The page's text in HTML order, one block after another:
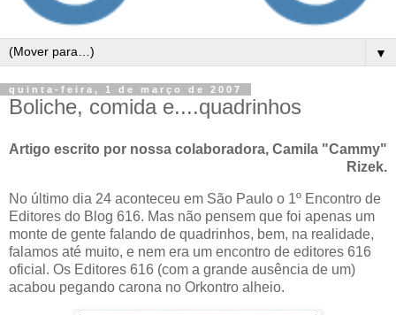
▼
quinta-feira, 1 de março de 2007
Boliche, comida e....quadrinhos
Artigo escrito por nossa colaboradora, Camila "Cammy"
Rizek.
No último dia 24 aconteceu em São Paulo o 1º Encontro de
Editores do Blog 616. Mas não pensem que foi apenas um
monte de gente falando de quadrinhos, bem, na realidade,
falamos até muito, e nem era um encontro de editores 616
oficial. Os Editores 616 (com a grande ausência de um)
acabou pegando carona no Orkontro alheio.